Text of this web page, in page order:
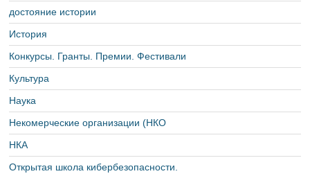
достояние истории
История
Конкурсы. Гранты. Премии. Фестивали
Культура
Наука
Некомерческие организации (НКО
НКА
Открытая школа кибербезопасности.